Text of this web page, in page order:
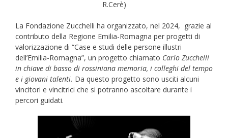
R.Cerè)
La Fondazione Zucchelli ha organizzato, nel 2024, grazie al
contributo della Regione Emilia-Romagna per progetti di
valorizzazione di “Case e studi delle persone illustri
dell’Emilia-Romagna”, un progetto chiamato Carlo Zucchelli
in chiave di basso di rossiniana memoria, i colleghi del tempo
e i giovani talenti. Da questo progetto sono usciti alcuni
vincitori e vincitrici che si potranno ascoltare durante i
percori guidati.